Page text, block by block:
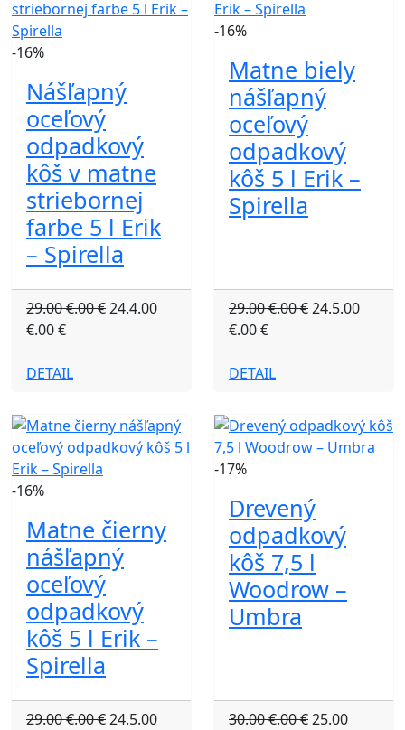
-16%
Nášľapný
oceľový
odpadkový
kôš v matne
striebornej
farbe 5 l Erik
– Spirella
29.00 €.00 €24.4.00
€.00 €
DETAIL
-16%
Matne biely
nášľapný
oceľový
odpadkový
kôš 5 l Erik –
Spirella
29.00 €.00 €24.5.00
€.00 €
DETAIL
-16%
Matne čierny
nášľapný
oceľový
odpadkový
kôš 5 l Erik –
Spirella
29.00 €.00 €24.5.00
-17%
Drevený
odpadkový
kôš 7,5 l
Woodrow –
Umbra
30.00 €.00 €25.00